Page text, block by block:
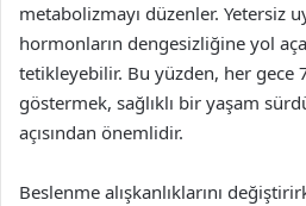
metabolizmayı düzenler. Yetersiz
hormonların dengesizliğine yol
tetikleyebilir. Bu yüzden, her gece
göstermek, sağlıklı bir yaşam
açısından önemlidir.
Beslenme alışkanlıklarını